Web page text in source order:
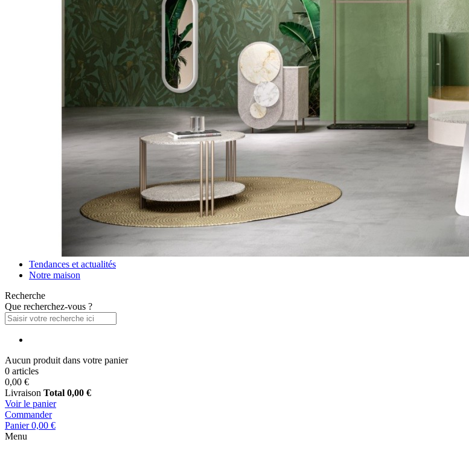
Tendances et actualités
Notre maison
Recherche
Que recherchez-vous ?
Aucun produit dans votre panier
0 articles
0,00 €
Livraison Total 0,00 €
Voir le panier
Commander
Panier 0,00 €
Menu